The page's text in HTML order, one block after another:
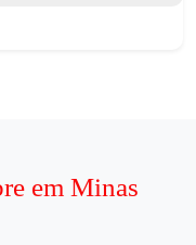
em Minas